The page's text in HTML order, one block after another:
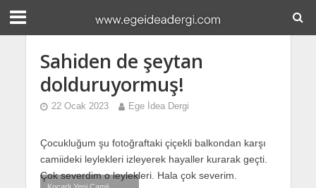
Sahiden de şeytan
dolduruyormuş!
22 Ocak 2023 Ege İdea Dergi
Çocukluğum şu fotoğraftaki çiçekli balkondan karşı
camiideki leylekleri izleyerek hayaller kurarak geçti.
Çok severdim o leylekleri. Hala çok severim.